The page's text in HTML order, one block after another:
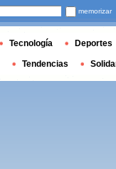
memorizar
Tecnología Deportes
Tendencias